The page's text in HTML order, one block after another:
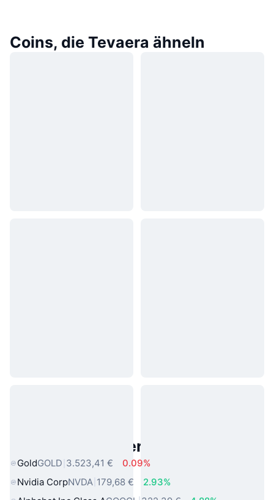
Coins, die Tevaera ähneln
Beliebte reale Vermögenswerte
GoldGOLD 3.523,41 €
0.09%
Nvidia CorpNVDA 179,68 €
2.93%